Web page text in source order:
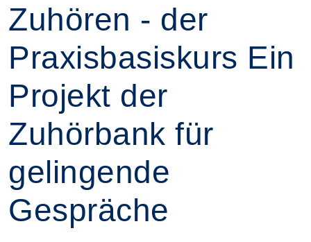
Zuhören - der
Praxisbasiskurs Ein
Projekt der
Zuhörbank für
gelingende
Gespräche